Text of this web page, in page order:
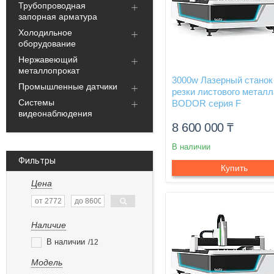
Трубопроводная
запорная арматура
Холодильное
оборудование
Нержавеющий
металлопрокат
Промышленные датчики
Системы
видеонаблюдения
Фильтры
Цена
Наличие
В наличии 12
Модель
3000w Лазерный
резки листового
BODOR серия F
8 600 000₸
В наличии
Купить